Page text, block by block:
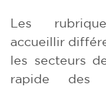
Les
accueillir
les secteurs
rapide des